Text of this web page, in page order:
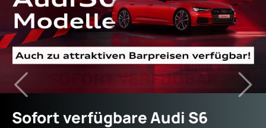
Sofort verfügbare Audi S6
Privatkunden-Leasingangebot